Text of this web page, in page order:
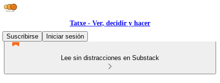
Tatxe - Ver, decidir y hacer
Suscribirse
Iniciar sesión
Lee sin distracciones en Substack